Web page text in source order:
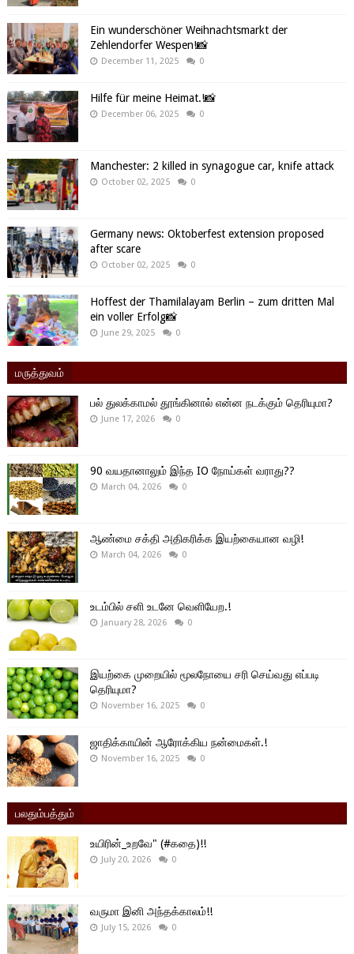
Ein wunderschöner Weihnachtsmarkt der
Zehlendorfer Wespen!📸
December 11, 2025 0
Hilfe für meine Heimat.!📸
December 06, 2025 0
Manchester: 2 killed in synagogue car, knife attack
October 02, 2025 0
Germany news: Oktoberfest extension proposed
after scare
October 02, 2025 0
Hoffest der Thamilalayam Berlin – zum dritten Mal
ein voller Erfolg📸
June 29, 2025 0
மருத்துவம்
பல் துலக்காமல் தூங்கினால் என்ன நடக்கும் தெரியுமா?
June 17, 2026 0
90 வயதானாலும் இந்த IO நோய்கள் வராது??
March 04, 2026 0
ஆண்மை சக்தி அதிகரிக்க இயற்கையான வழி!
March 04, 2026 0
உடம்பில் சளி உடனே வெளியேற.!
January 28, 2026 0
இயற்கை முறையில் மூலநோயை சரி செய்வது எப்படி
தெரியுமா?
November 16, 2025 0
ஜாதிக்காயின் ஆரோக்கிய நன்மைகள்.!
November 16, 2025 0
பலதும்பத்தும்
உயிரின்_உறவே" (#கதை)!!
July 20, 2026 0
வருமா இனி அந்தக்காலம்!!
July 15, 2026 0